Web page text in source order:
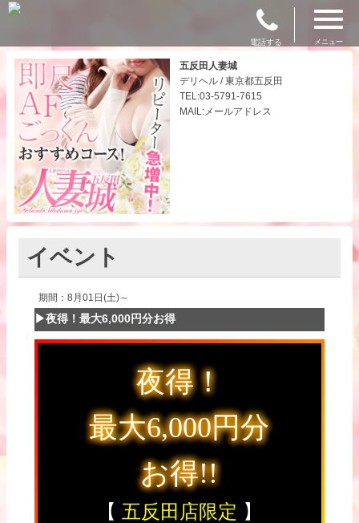
電話する メニュー
五反田人妻城
デリヘル / 東京都五反田
TEL:03-5791-7615
MAIL:メールアドレス
イベント
期間：8月01日(土)～
▶夜得！最大6,000円分お得
夜得！
最大6,000円分
お得!!
【 五反田店限定 】